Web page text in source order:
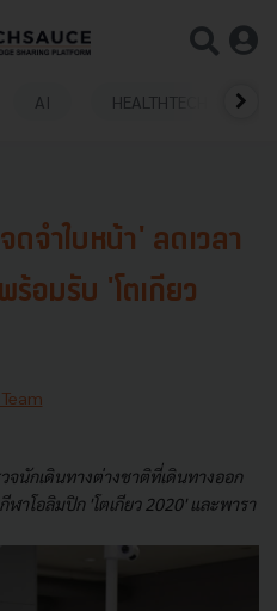
AI HEALTHTECH
จำใบหน้า' ลดเวลา
ร้อมรับ 'โตเกียว
นักเดินทางต่างชาติที่เดินทางออก
ฬาโอลิมปิก 'โตเกียว 2020' และพารา